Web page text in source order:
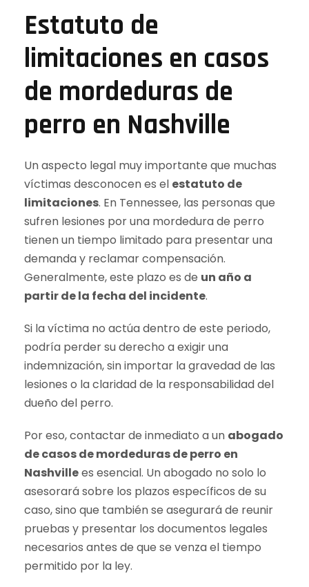
Estatuto de
limitaciones en casos
de mordeduras de
perro en Nashville
Un aspecto legal muy importante que muchas
víctimas desconocen es el estatuto de
limitaciones. En Tennessee, las personas que
sufren lesiones por una mordedura de perro
tienen un tiempo limitado para presentar una
demanda y reclamar compensación.
Generalmente, este plazo es de un año a
partir de la fecha del incidente.
Si la víctima no actúa dentro de este periodo,
podría perder su derecho a exigir una
indemnización, sin importar la gravedad de las
lesiones o la claridad de la responsabilidad del
dueño del perro.
Por eso, contactar de inmediato a un abogado
de casos de mordeduras de perro en
Nashvillees esencial. Un abogado no solo lo
asesorará sobre los plazos específicos de su
caso, sino que también se asegurará de reunir
pruebas y presentar los documentos legales
necesarios antes de que se venza el tiempo
permitido por la ley.